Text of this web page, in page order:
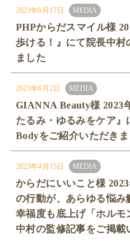
2023年6月17日 MEDIA
PHPからだスマイル様
歩ける！』にて院長中村
ました
2023年6月2日 MEDIA
GIANNA Beauty様 2023
たるみ・ゆるみをケア
Bodyをご紹介いただき
2023年4月15日 MEDIA
からだにいいこと様
の行動が、あらゆる悩み
幸福度も底上げ「ホル
中村の監修記事をご掲載